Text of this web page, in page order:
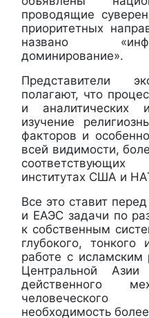
проводящие
приоритетных
названо
доминирование».
Представители
полагают, что
и аналитических
изучение
факторов и
всей видимости,
институтах США и
Все это ставит
и ЕАЭС задачи по
к собственным
глубокого,
работе с исламским
Центральной
действенного
необходимость